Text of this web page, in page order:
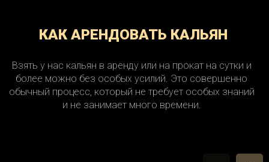
КАК АРЕНДОВАТЬ КАЛЬЯН
Взять у нас кальян в аренду или на прокат на сутки и
более можно без особых усилий. Это совершенно
обычный процесс, который не требует особых знаний
и не занимает много времени.